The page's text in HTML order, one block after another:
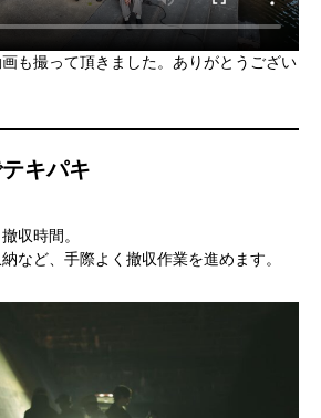
も撮って頂きました。ありがとうござい
キパキ
収時間。
など、手際よく撤収作業を進めます。